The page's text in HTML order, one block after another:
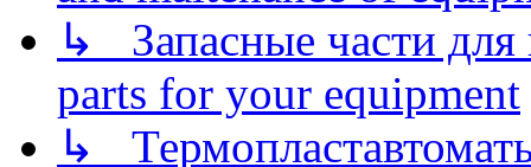
↳ Запасные части для
parts for your equipment
↳